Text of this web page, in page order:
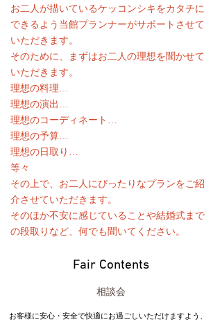
お二人が描いているケッコンシキをカタチに
できるよう当館プランナーがサポートさせて
いただきます。
そのために、まずはお二人の理想を聞かせて
いただきます。
理想の料理…
理想の演出…
理想のコーディネート…
理想の予算…
理想の日取り…
等々
その上で、お二人にぴったりなプランをご紹
介させていただきます。
そのほか不安に感じていることや結婚式まで
の段取りなど、何でも聞いてください。
Fair Contents
相談会
お客様に安心・安全で快適にお過ごしいただけますよう、